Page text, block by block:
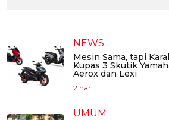
NEWS
Mesin Sama, tapi
Kupas 3 Skutik
Aerox dan Lexi
2 hari
UMUM